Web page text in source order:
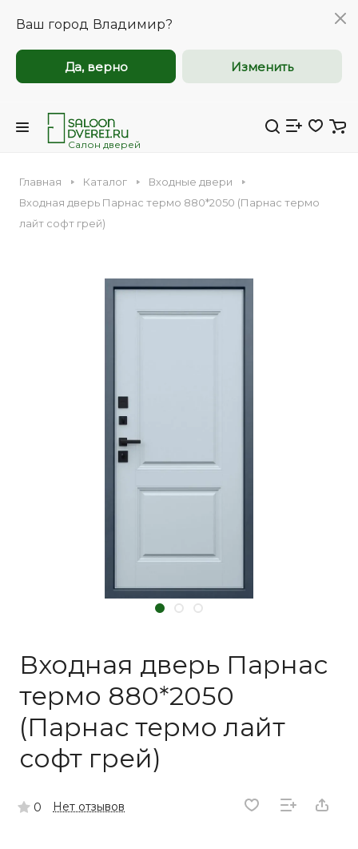
Ваш город Владимир?
Да, верно Изменить
Салон дверей
Главная Каталог
Входные двери
Входная дверь Парнас термо 880*2050 (Парнас термо
лайт софт грей)
Входная дверь Парнас
термо 880*2050
(Парнас термо лайт
софт грей)
0 Нет отзывов
входные двери
оптом
Компания Saloondverei.ru приглашает к
сотрудничеству коммерческие
организации, застройщиков,
входные двери
оптом
Компания Saloondverei.ru приглашает к
сотрудничеству коммерческие
организации, застройщиков,